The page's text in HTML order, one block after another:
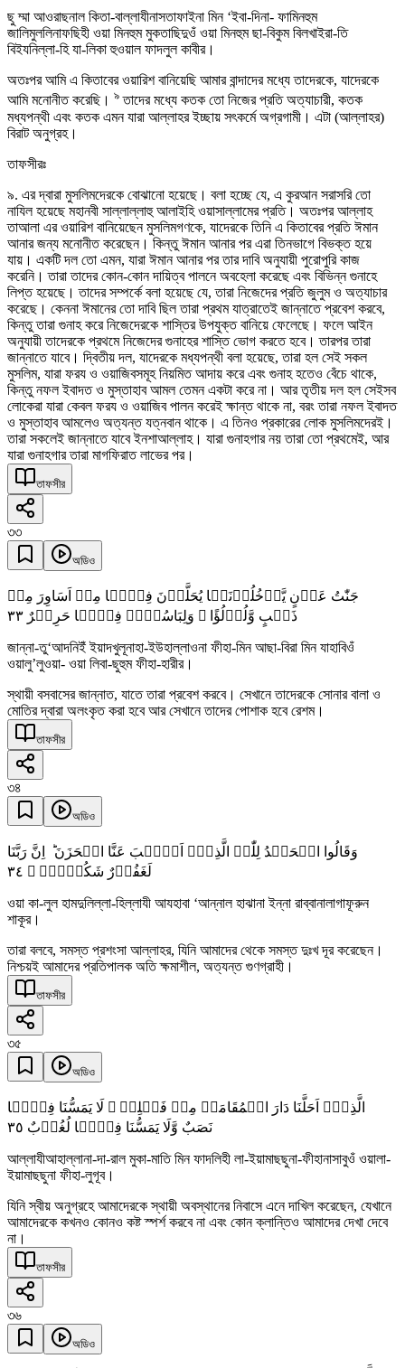
ছু ম্মা আওরাছনাল কিতা-বাল্লাযীনাসতাফাইনা মিন ‘ইবা-দিনা- ফামিনহুম
জালিমুললিনাফছিহী ওয়া মিনহুম মুকতাছিদুওঁ ওয়া মিনহুম ছা-বিকুম বিলখাইরা-তি
বিইযনিল্লা-হি যা-লিকা হুওয়াল ফাদলুল কাবীর।
অতঃপর আমি এ কিতাবের ওয়ারিশ বানিয়েছি আমার বান্দাদের মধ্যে তাদেরকে, যাদেরকে
আমি মনোনীত করেছি। ৯ তাদের মধ্যে কতক তো নিজের প্রতি অত্যাচারী, কতক
মধ্যপন্থী এবং কতক এমন যারা আল্লাহর ইচ্ছায় সৎকর্মে অগ্রগামী। এটা (আল্লাহর)
বিরাট অনুগ্রহ।
তাফসীরঃ
৯. এর দ্বারা মুসলিমদেরকে বোঝানো হয়েছে। বলা হচ্ছে যে, এ কুরআন সরাসরি তো
নাযিল হয়েছে মহানবী সাল্লাল্লাহু আলাইহি ওয়াসাল্লামের প্রতি। অতঃপর আল্লাহ
তাআলা এর ওয়ারিশ বানিয়েছেন মুসলিমগণকে, যাদেরকে তিনি এ কিতাবের প্রতি ঈমান
আনার জন্য মনোনীত করেছেন। কিন্তু ঈমান আনার পর এরা তিনভাগে বিভক্ত হয়ে
যায়। একটি দল তো এমন, যারা ঈমান আনার পর তার দাবি অনুযায়ী পুরোপুরি কাজ
করেনি। তারা তাদের কোন-কোন দায়িত্ব পালনে অবহেলা করেছে এবং বিভিন্ন গুনাহে
লিপ্ত হয়েছে। তাদের সম্পর্কে বলা হয়েছে যে, তারা নিজেদের প্রতি জুলুম ও অত্যাচার
করেছে। কেননা ঈমানের তো দাবি ছিল তারা প্রথম যাত্রাতেই জান্নাতে প্রবেশ করবে,
কিন্তু তারা গুনাহ করে নিজেদেরকে শাস্তির উপযুক্ত বানিয়ে ফেলেছে। ফলে আইন
অনুযায়ী তাদেরকে প্রথমে নিজেদের গুনাহের শাস্তি ভোগ করতে হবে। তারপর তারা
জান্নাতে যাবে। দ্বিতীয় দল, যাদেরকে মধ্যপন্থী বলা হয়েছে, তারা হল সেই সকল
মুসলিম, যারা ফরয ও ওয়াজিবসমূহ নিয়মিত আদায় করে এবং গুনাহ হতেও বেঁচে থাকে,
কিন্তু নফল ইবাদত ও মুস্তাহাব আমল তেমন একটা করে না। আর তৃতীয় দল হল সেইসব
লোকেরা যারা কেবল ফরয ও ওয়াজিব পালন করেই ক্ষান্ত থাকে না, বরং তারা নফল ইবাদত
ও মুস্তাহাব আমলেও অত্যন্ত যত্নবান থাকে। এ তিনও প্রকারের লোক মুসলিমদেরই।
তারা সকলেই জান্নাতে যাবে ইনশাআল্লাহ। যারা গুনাহগার নয় তারা তো প্রথমেই, আর
যারা গুনাহগার তারা মাগফিরাত লাভের পর।
তাফসীর
৩৩
অডিও
جَنّٰتُ عَدۡنٍ یَّدۡخُلُوۡنَہَا یُحَلَّوۡنَ فِیۡہَا مِنۡ اَسَاوِرَ مِنۡ
ذَہَبٍ وَّلُؤۡلُؤًا ۚ وَلِبَاسُہُمۡ فِیۡہَا حَرِیۡرٌ ٣٣
জান্না-তু‘আদনিইঁ ইয়াদখুলূনাহা-ইউহাল্লাওনা ফীহা-মিন আছা-বিরা মিন যাহাবিওঁ
ওয়ালু’লুওয়া- ওয়া লিবা-ছুহুম ফীহা-হারীর।
স্থায়ী বসবাসের জান্নাত, যাতে তারা প্রবেশ করবে। সেখানে তাদেরকে সোনার বালা ও
মোতির দ্বারা অলংকৃত করা হবে আর সেখানে তাদের পোশাক হবে রেশম।
তাফসীর
৩৪
অডিও
وَقَالُوا الۡحَمۡدُ لِلّٰہِ الَّذِیۡۤ اَذۡہَبَ عَنَّا الۡحَزَنَ ؕ اِنَّ رَبَّنَا
لَغَفُوۡرٌ شَکُوۡرُۨ ۙ ٣٤
ওয়া কা-লুল হামদুলিল্লা-হিল্লাযী আযহাবা ‘আন্নাল হাঝানা ইন্না রাব্বানালাগাফূরুন
শাকূর।
তারা বলবে, সমস্ত প্রশংসা আল্লাহর, যিনি আমাদের থেকে সমস্ত দুঃখ দূর করেছেন।
নিশ্চয়ই আমাদের প্রতিপালক অতি ক্ষমাশীল, অত্যন্ত গুণগ্রাহী।
তাফসীর
৩৫
অডিও
الَّذِیۡۤ اَحَلَّنَا دَارَ الۡمُقَامَۃِ مِنۡ فَضۡلِہٖ ۚ لَا یَمَسُّنَا فِیۡہَا
نَصَبٌ وَّلَا یَمَسُّنَا فِیۡہَا لُغُوۡبٌ ٣٥
আল্লাযীআহাল্লানা-দা-রাল মুকা-মাতি মিন ফাদলিহী লা-ইয়ামাছছুনা-ফীহানাসাবুওঁ ওয়ালা-
ইয়ামাছছুনা ফীহা-লুগূব।
যিনি স্বীয় অনুগ্রহে আমাদেরকে স্থায়ী অবস্থানের নিবাসে এনে দাখিল করেছেন, যেখানে
আমাদেরকে কখনও কোনও কষ্ট স্পর্শ করবে না এবং কোন ক্লান্তিও আমাদের দেখা দেবে
না।
তাফসীর
৩৬
অডিও